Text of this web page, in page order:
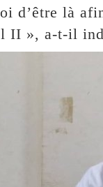
d’être là
II », a-t-il